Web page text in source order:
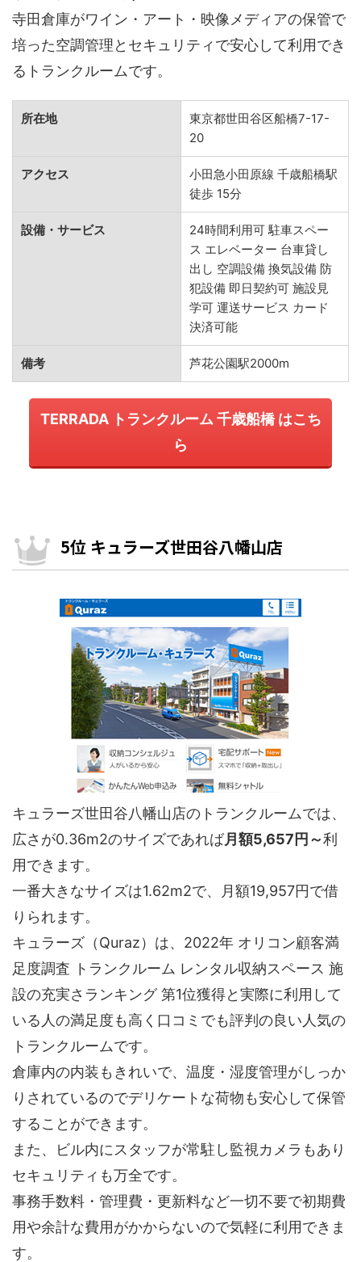
寺田倉庫がワイン・アート・映像メディアの保管で
培った空調管理とセキュリティで安心して利用でき
るトランクルームです。
所在地
東京都世田谷区船橋7-17-
20
アクセス
小田急小田原線 千歳船橋駅
徒歩 15分
設備・サービス
24時間利用可 駐車スペー
ス エレベーター 台車貸し
出し 空調設備 換気設備 防
犯設備 即日契約可 施設見
学可 運送サービス カード
決済可能
備考 芦花公園駅2000m
TERRADA トランクルーム 千歳船橋 はこち
ら
5位 キュラーズ世田谷八幡山店
キュラーズ世田谷八幡山店のトランクルームでは、
広さが0.36m2のサイズであれば月額5,657円～利
用できます。
一番大きなサイズは1.62m2で、月額19,957円で借
りられます。
キュラーズ（Quraz）は、2022年 オリコン顧客満
足度調査 トランクルーム レンタル収納スペース 施
設の充実さランキング 第1位獲得と実際に利用して
いる人の満足度も高く口コミでも評判の良い人気の
トランクルームです。
倉庫内の内装もきれいで、温度・湿度管理がしっか
りされているのでデリケートな荷物も安心して保管
することができます。
また、ビル内にスタッフが常駐し監視カメラもあり
セキュリティも万全です。
事務手数料・管理費・更新料など一切不要で初期費
用や余計な費用がかからないので気軽に利用できま
す。